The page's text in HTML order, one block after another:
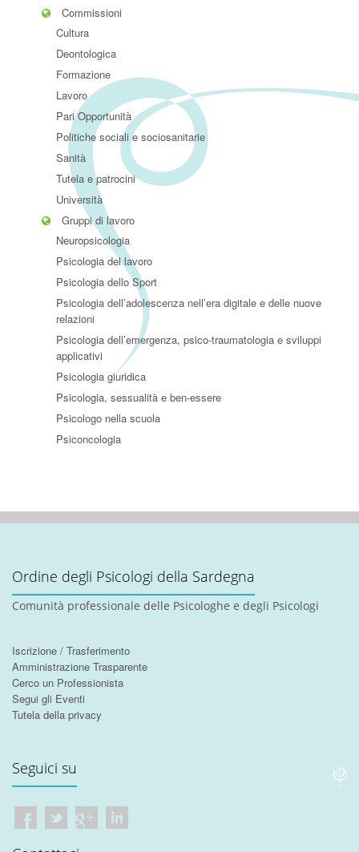
Commissioni
Cultura
Deontologica
Formazione
Lavoro
Pari Opportunità
Politiche sociali e sociosanitarie
Sanità
Tutela e patrocini
Università
Gruppi di lavoro
Neuropsicologia
Psicologia del lavoro
Psicologia dello Sport
Psicologia dell’adolescenza nell’era digitale e delle nuove
relazioni
Psicologia dell’emergenza, psico-traumatologia e sviluppi
applicativi
Psicologia giuridica
Psicologia, sessualità e ben-essere
Psicologo nella scuola
Psiconcologia
Ordine degli Psicologi della Sardegna
Comunità professionale delle Psicologhe e degli Psicologi
Iscrizione / Trasferimento
Amministrazione Trasparente
Cerco un Professionista
Segui gli Eventi
Tutela della privacy
Seguici su